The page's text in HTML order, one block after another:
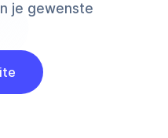
je gewenste